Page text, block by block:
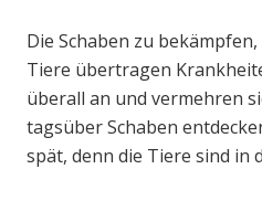
Die Schaben zu
Tiere übertragen
überall an und vermehren
tagsüber Schaben
spät, denn die Tiere sind in